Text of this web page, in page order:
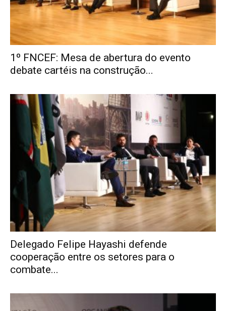
1º FNCEF: Mesa de abertura do evento
debate cartéis na construção...
Delegado Felipe Hayashi defende
cooperação entre os setores para o
combate...